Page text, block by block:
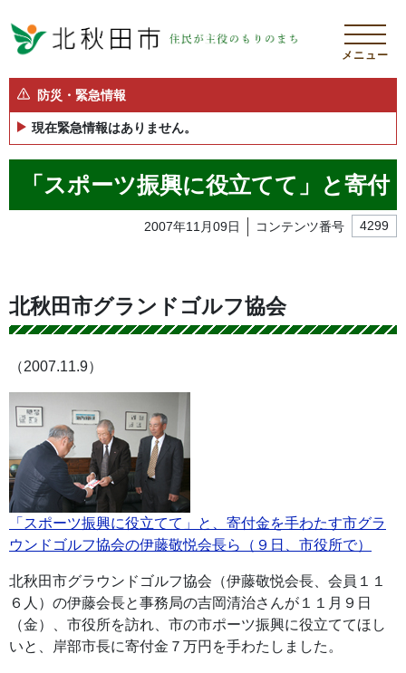
メニュー
防災・緊急情報
現在緊急情報はありません。
「スポーツ振興に役立てて」と寄付
2007年11月09日 コンテンツ番号 4299
北秋田市グランドゴルフ協会
（2007.11.9）
「スポーツ振興に役立てて」と、寄付金を手わたす市グラ
ウンドゴルフ協会の伊藤敬悦会長ら（９日、市役所で）
北秋田市グラウンドゴルフ協会（伊藤敬悦会長、会員１１
６人）の伊藤会長と事務局の吉岡清治さんが１１月９日
（金）、市役所を訪れ、市の市ポーツ振興に役立ててほし
いと、岸部市長に寄付金７万円を手わたしました。